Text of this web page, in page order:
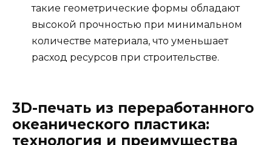
такие геометрические формы обладают
высокой прочностью при минимальном
количестве материала, что уменьшает
расход ресурсов при строительстве.
3D-печать из переработанного
океанического пластика:
технология и преимущества